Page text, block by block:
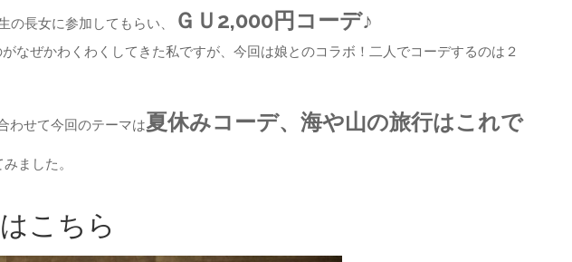
の長女に参加してもらい、 ＧＵ2,000円コーデ♪
なぜかわくわくしてきた私ですが、今回は娘とのコラボ！二人でコーデするのは２
わせて今回のテーマは夏休みコーデ、海や山の旅行はこれで
ました。
こちら